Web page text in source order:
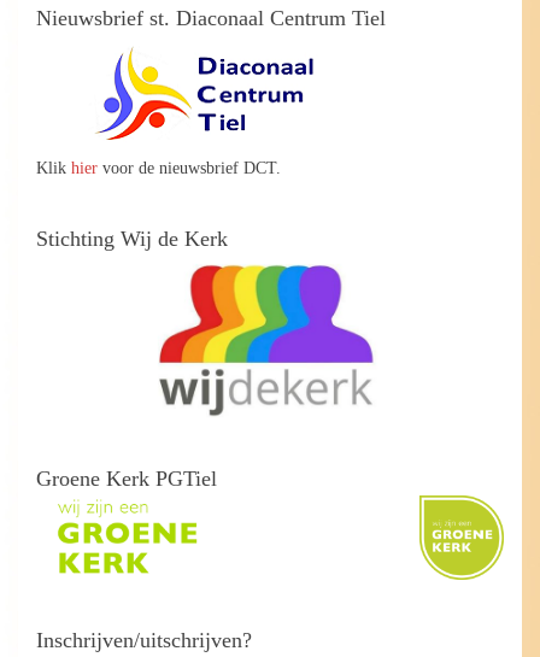
Nieuwsbrief st. Diaconaal Centrum Tiel
Klik hier voor de nieuwsbrief DCT.
Stichting Wij de Kerk
Groene Kerk PGTiel
Inschrijven/uitschrijven?